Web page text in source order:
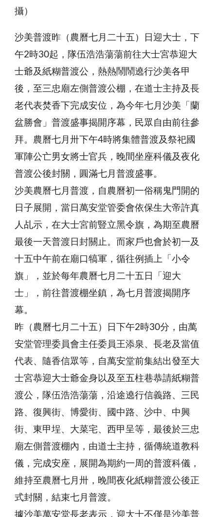
攝）
沙美普渡昨（農曆七月二十五）日迎大士，下
午2時30起，隊伍浩浩蕩蕩前往大士宮恭迎大
士爺及紙糊普渡公，熱熱鬧鬧遶行沙美各甲
後，至三忠廟左側普渡公棚，在道士主持及長
老代表焚香下完成安位，為今年七月沙美「蘭
盆勝會」普渡盛事揭開序幕，民眾自由前往參
拜。農曆七月卅下午4時將集體普渡及祭祀國
軍陣公亡男女將士官兵，晚間坐座科儀及夜化
普渡公後封關，圓滿七月普渡盛事。
沙美農曆七月普渡，自農曆初一俗稱鬼門開的
日子展開，當日萬安堂管委會依保生大帝許真
人乩示，在大士宮前豎立黑令旗，為期至農曆
最後一天普渡日封關止。而家戶也會於初一及
十五中午前在廟口犒軍，循往例插上「小令
旗」，並於每年農曆七月二十五日「迎大
士」，前往普渡棚坐鎮，為七月普渡揭開序
幕。
昨（農曆七月二十五）日下午2時30分，由萬
安堂管理委員會主任委員王添泉、長老及當值
代表、隨香信眾等，自萬安堂前集結出發至大
士宮恭迎大士爺金身以及至五柱巷恭請紙糊普
渡公，隊伍浩浩蕩蕩，沿途遶行信義路、三民
路、復興街、博愛街、國中路、沙中、中興
街、東甲埕、大菜宅、西甲呈等，最後於三忠
廟左側普渡棚內，由道士主持，循傳統道教科
儀，完成安座，展開為期約一周的普渡科儀，
維持至農曆七月卅，晚間夜化紙糊普渡公後正
式封關，結束七月普渡。
據沙美萬安堂長老表示，迎大士不僅是沙美普